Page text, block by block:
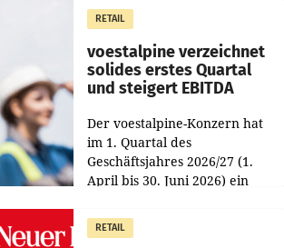
Besetzungen für die
Direktionen abgestimmt
werden.
RETAIL
voestalpine verzeichnet
solides erstes Quartal
und steigert EBITDA
Der voestalpine-Konzern hat
im 1. Quartal des
Geschäftsjahres 2026/27 (1.
April bis 30. Juni 2026) ein
Der Umsatz stieg im Vergleich
zur Vorjahresperiode
RETAIL